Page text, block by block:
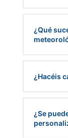
¿Qué
¿Hacéis
¿Se